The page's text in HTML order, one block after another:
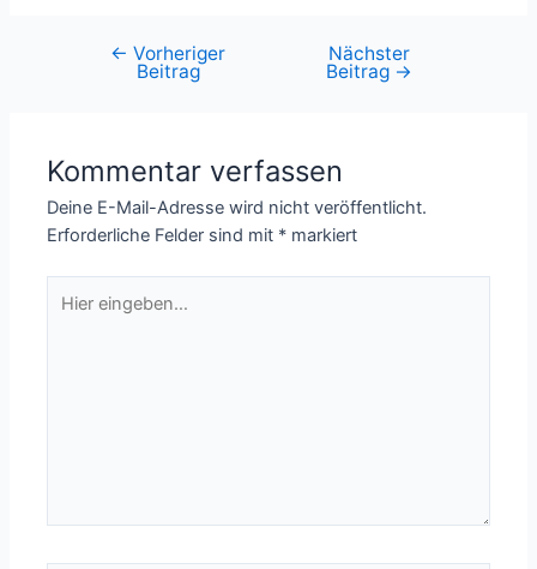
← Vorheriger
Beitrag
Nächster
Beitrag →
Kommentar verfassen
Deine E-Mail-Adresse wird nicht veröffentlicht.
Erforderliche Felder sind mit * markiert
eingeben…